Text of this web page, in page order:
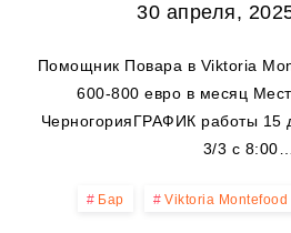
30 апреля,
Помощник Повара в Viktoria
600-800 евро в месяц
ЧерногорияГРАФИК работы 15
3/3 с 8:00…
Бар Viktoria Montefood